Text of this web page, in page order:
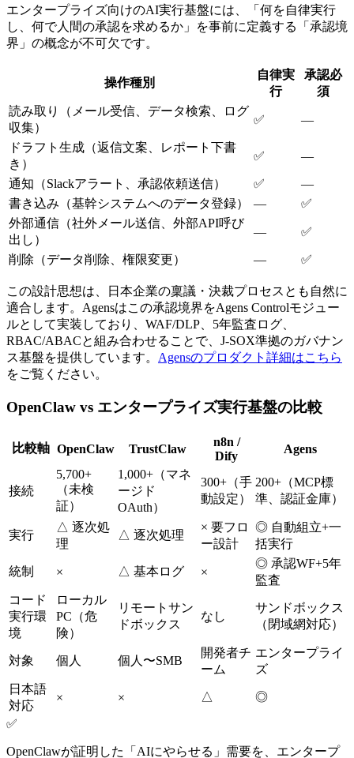
エンタープライズ向けのAI実行基盤には、「何を自律実行
し、何で人間の承認を求めるか」を事前に定義する「承認境
界」の概念が不可欠です。
操作種別
自律実
行
承認必
須
読み取り（メール受信、データ検索、ログ
収集）
✅ —
ドラフト生成（返信文案、レポート下書
き）
✅ —
通知（Slackアラート、承認依頼送信） ✅
—
書き込み（基幹システムへのデータ登録）
—
✅
外部通信（社外メール送信、外部API呼び
出し）
— ✅
削除（データ削除、権限変更） — ✅
この設計思想は、日本企業の稟議・決裁プロセスとも自然に
適合します。Agensはこの承認境界をAgens Controlモジュー
ルとして実装しており、WAF/DLP、5年監査ログ、
RBAC/ABACと組み合わせることで、J-SOX準拠のガバナン
ス基盤を提供しています。 Agensのプロダクト詳細はこちら
をご覧ください。
OpenClaw vs エンタープライズ実行基盤の比較
比較軸 OpenClaw TrustClaw
n8n /
Dify
Agens
接続
5,700+
（未検
証）
1,000+（マネ
ージド
OAuth）
300+（手
動設定）
200+（MCP標
準、認証金庫）
実行
△ 逐次処
理
△ 逐次処理
× 要フロ
ー設計
◎ 自動組立+一
括実行
統制 × △ 基本ログ ×
◎ 承認WF+5年
監査
コード
実行環
境
ローカル
PC（危
険）
リモートサン
ドボックス
なし
サンドボックス
（閉域網対応）
対象 個人 個人〜SMB
開発者チ
ーム
エンタープライ
ズ
日本語
対応
× × △
◎
✅
OpenClawが証明した「AIにやらせる」需要を、エンタープ